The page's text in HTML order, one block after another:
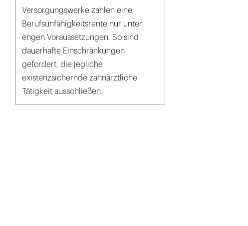
Versorgungswerke zahlen eine
Berufsunfähigkeitsrente nur unter
engen Voraussetzungen. So sind
dauerhafte Einschränkungen
gefordert, die jegliche
existenzsichernde zahnärztliche
Tätigkeit ausschließen.